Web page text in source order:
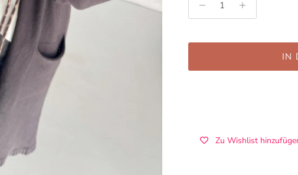
IN
Zu Wishlist